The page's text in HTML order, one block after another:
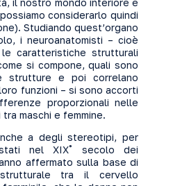
il nostro mondo interiore e
considerarlo quindi
Studiando quest’organo
i neuroanatomisti – cioè
caratteristiche strutturali
si compone, quali sono
e poi correlano
funzioni – si sono accorti
proporzionali nelle
maschi e femmine.
a degli stereotipi, per
nel XIX˚ secolo dei
affermato sulla base di
tra il cervello